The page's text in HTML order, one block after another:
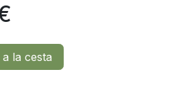
la cesta